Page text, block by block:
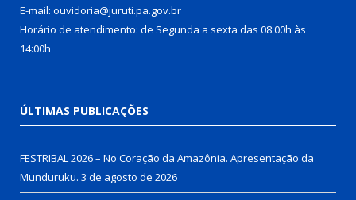
E-mail: ouvidoria@juruti.pa.gov.br
Horário de atendimento: de Segunda a sexta das 08:00h às
14:00h
ÚLTIMAS PUBLICAÇÕES
FESTRIBAL 2026 – No Coração da Amazônia. Apresentação da
Munduruku. 3 de agosto de 2026